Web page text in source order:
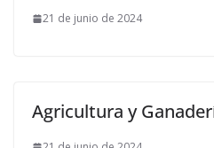
21 de junio de 2024
Agricultura y